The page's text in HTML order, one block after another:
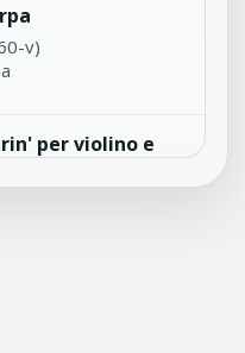
v)
per violino e